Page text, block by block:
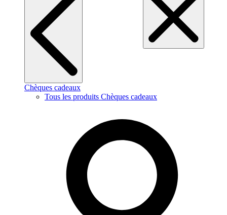
Chèques cadeaux
Tous les produits Chèques cadeaux